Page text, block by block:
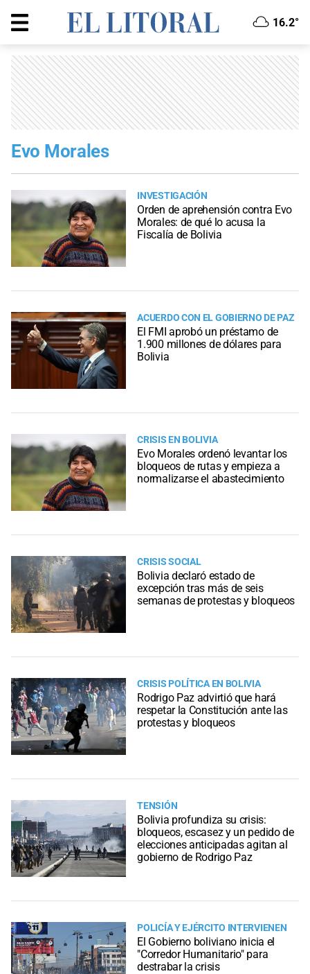
16.2°
Evo Morales
INVESTIGACIÓN
Orden de aprehensión contra Evo
Morales: de qué lo acusa la
Fiscalía de Bolivia
ACUERDO CON EL GOBIERNO DE PAZ
El FMI aprobó un préstamo de
1.900 millones de dólares para
Bolivia
CRISIS EN BOLIVIA
Evo Morales ordenó levantar los
bloqueos de rutas y empieza a
normalizarse el abastecimiento
CRISIS SOCIAL
Bolivia declaró estado de
excepción tras más de seis
semanas de protestas y bloqueos
CRISIS POLÍTICA EN BOLIVIA
Rodrigo Paz advirtió que hará
respetar la Constitución ante las
protestas y bloqueos
TENSIÓN
Bolivia profundiza su crisis:
bloqueos, escasez y un pedido de
elecciones anticipadas agitan al
gobierno de Rodrigo Paz
POLICÍA Y EJÉRCITO INTERVIENEN
El Gobierno boliviano inicia el
"Corredor Humanitario" para
destrabar la crisis